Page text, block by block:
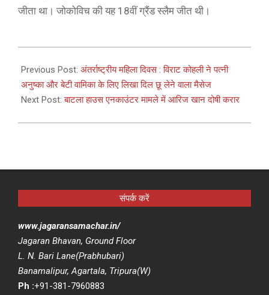
जीता था। जोकोविच की यह 18वीं ग्रैंड स्लैम जीत थी।
03-
08
Previous Post: अंतर्राष्ट्रीय महिला दिवस : विराट कोहली ने पत्नी
अनुष्का और बेटी वामिका के लिए लिखा दिल छू लेने वाला मैसेज
Next Post:बाटला हाउस एनकाउंटर मामले में आरिज खान दोषी करार
संपर्क करें
www.jagaransamachar.in/
Jagaran Bhavan, Ground Floor
L. N. Bari Lane(Prabhubari)
Banamalipur, Agartala, Tripura(W)
Ph :+91-381-7960883